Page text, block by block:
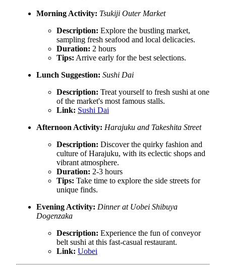
Morning Activity: Tsukiji Outer Market
Description: Explore the bustling market,
sampling fresh seafood and local delicacies.
Duration: 2 hours
Tips: Arrive early for the best selections.
Lunch Suggestion: Sushi Dai
Description: Treat yourself to fresh sushi at one
of the market's most famous stalls.
Link: Sushi Dai
Afternoon Activity: Harajuku and Takeshita Street
Description: Discover the quirky fashion and
culture of Harajuku, with its eclectic shops and
vibrant atmosphere.
Duration: 2-3 hours
Tips: Take time to explore the side streets for
unique finds.
Evening Activity: Dinner at Uobei Shibuya
Dogenzaka
Description: Experience the fun of conveyor
belt sushi at this fast-casual restaurant.
Link: Uobei